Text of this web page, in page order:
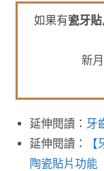
如果有瓷牙
新
延伸閱讀： 牙
延伸閱讀：
陶瓷貼片功能